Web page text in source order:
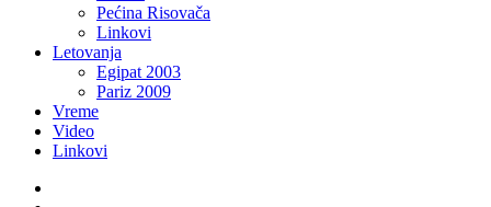
Pećina Risovača
Linkovi
Letovanja
Egipat 2003
Pariz 2009
Vreme
Video
Linkovi